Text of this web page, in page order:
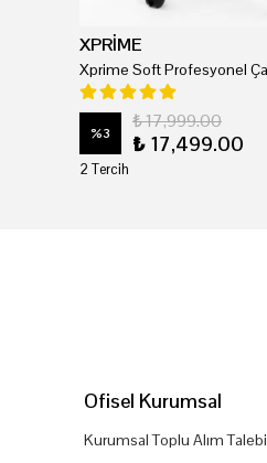
XPRİME
%3
₺ 17,999.00
₺ 17,499.00
2 Tercih
Ofisel Kurumsal
Kurumsal Toplu Alım Talebi